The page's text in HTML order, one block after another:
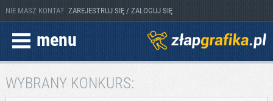
NIE MASZ KONTA? ZAREJESTRUJ SIĘ / ZALOGUJ SIĘ
menu
WYBRANY KONKURS: